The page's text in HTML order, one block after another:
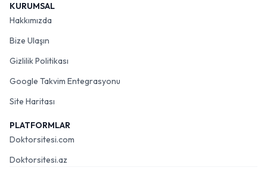
KURUMSAL
Hakkımızda
Bize Ulaşın
Gizlilik Politikası
Google Takvim Entegrasyonu
Site Haritası
PLATFORMLAR
Doktorsitesi.com
Doktorsitesi.az